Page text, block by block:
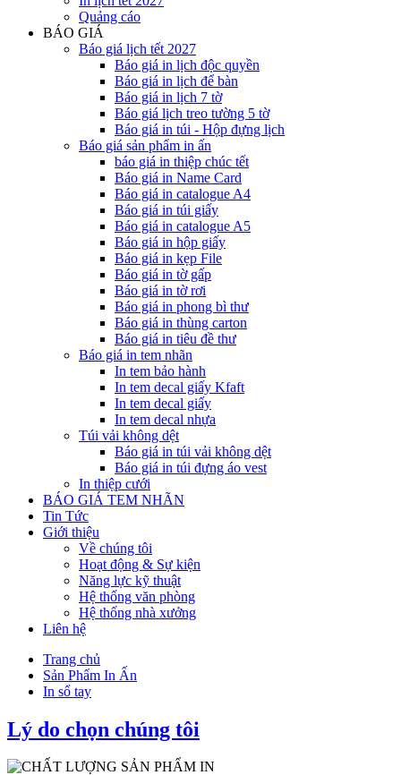
Quảng cáo
BÁO GIÁ
Báo giá lịch tết 2027
Báo giá in lịch độc quyền
Báo giá in lịch để bàn
Báo giá in lịch 7 tờ
Báo giá lịch treo tường 5 tờ
Báo giá in túi - Hộp đựng lịch
Báo giá sản phẩm in ấn
báo giá in thiệp chúc tết
Báo giá in Name Card
Báo giá in catalogue A4
Báo giá in túi giấy
Báo giá in catalogue A5
Báo giá in hộp giấy
Báo giá in kẹp File
Báo giá in tờ gấp
Báo giá in tờ rơi
Báo giá in phong bì thư
Báo giá in thùng carton
Báo giá in tiêu đề thư
Báo giá in tem nhãn
In tem bảo hành
In tem decal giấy Kfaft
In tem decal giấy
In tem decal nhựa
Túi vải không dệt
Báo giá in túi vải không dệt
Báo giá in túi đựng áo vest
In thiệp cưới
BÁO GIÁ TEM NHÃN
Tin Tức
Giới thiệu
Về chúng tôi
Hoạt động & Sự kiện
Năng lực kỹ thuật
Hệ thống văn phòng
Hệ thống nhà xưởng
Liên hệ
Trang chủ
Sản Phẩm In Ấn
In sổ tay
Lý do chọn chúng tôi